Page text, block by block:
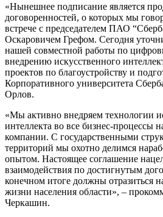
«Нынешнее подписание является
договоренностей, о которых мы
встрече с председателем ПАО
Оскаровичем Грефом. Сегодня
нашей совместной работы по
внедрению искусственного
проектов по благоустройству и
Корпоративного университета
Орлов.
«Мы активно внедряем технологии
интеллекта во все бизнес-процессы
компании. С государственными
территорий мы охотно делимся
опытом. Настоящее соглашение
взаимодействия по достигнутым
конечном итоге должны отразиться
жизни населения области», –
Черкашин.